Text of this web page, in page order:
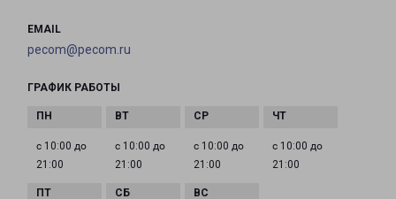
EMAIL
pecom@pecom.ru
ГРАФИК РАБОТЫ
с 10:00 до
21:00
с 10:00 до
21:00
с 10:00 до
21:00
с 10:00 до
21:00